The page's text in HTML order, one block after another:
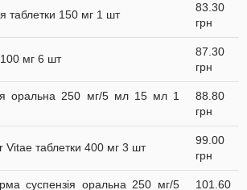
таблетки 150 мг 1 шт
83.30
грн
мг 6 шт
87.30
грн
оральна 250 мг/5 мл 15 мл 1
88.80
грн
Vitae таблетки 400 мг 3 шт
99.00
грн
суспензія оральна 250 мг/5
101.60